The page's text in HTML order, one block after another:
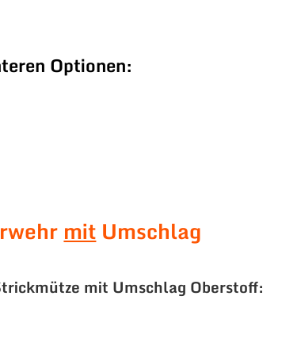
Optionen:
mit Umschlag
mit Umschlag Oberstoff: